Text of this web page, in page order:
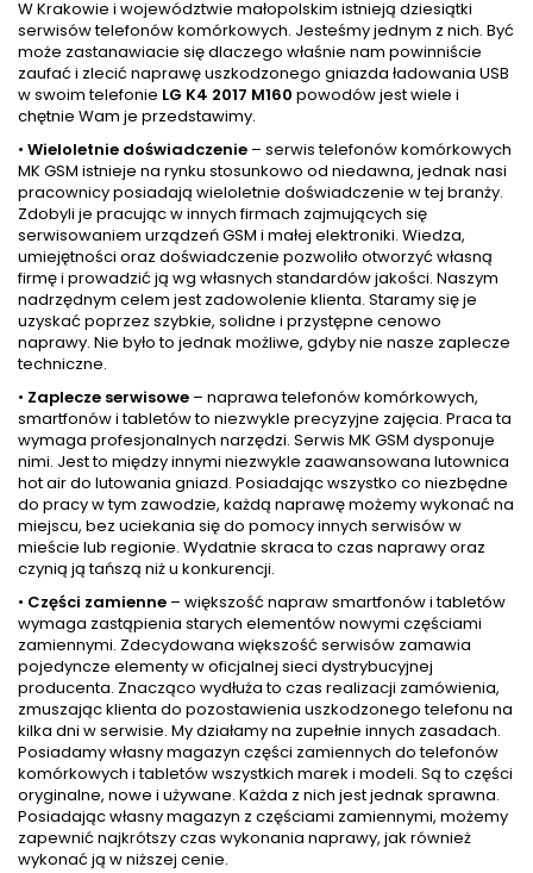
W Krakowie i województwie małopolskim istnieją dziesiątki
serwisów telefonów komórkowych. Jesteśmy jednym z nich. Być
może zastanawiacie się dlaczego właśnie nam powinniście
zaufać i zlecić naprawę uszkodzonego gniazda ładowania USB
w swoim telefonie LG K4 2017 M160 powodów jest wiele i
chętnie Wam je przedstawimy.
• Wieloletnie doświadczenie – serwis telefonów komórkowych
MK GSM istnieje na rynku stosunkowo od niedawna, jednak nasi
pracownicy posiadają wieloletnie doświadczenie w tej branży.
Zdobyli je pracując w innych firmach zajmujących się
serwisowaniem urządzeń GSM i małej elektroniki. Wiedza,
umiejętności oraz doświadczenie pozwoliło otworzyć własną
firmę i prowadzić ją wg własnych standardów jakości. Naszym
nadrzędnym celem jest zadowolenie klienta. Staramy się je
uzyskać poprzez szybkie, solidne i przystępne cenowo
naprawy. Nie było to jednak możliwe, gdyby nie nasze zaplecze
techniczne.
• Zaplecze serwisowe – naprawa telefonów komórkowych,
smartfonów i tabletów to niezwykle precyzyjne zajęcia. Praca ta
wymaga profesjonalnych narzędzi. Serwis MK GSM dysponuje
nimi. Jest to między innymi niezwykle zaawansowana lutownica
hot air do lutowania gniazd. Posiadając wszystko co niezbędne
do pracy w tym zawodzie, każdą naprawę możemy wykonać na
miejscu, bez uciekania się do pomocy innych serwisów w
mieście lub regionie. Wydatnie skraca to czas naprawy oraz
czynią ją tańszą niż u konkurencji.
• Części zamienne – większość napraw smartfonów i tabletów
wymaga zastąpienia starych elementów nowymi częściami
zamiennymi. Zdecydowana większość serwisów zamawia
pojedyncze elementy w oficjalnej sieci dystrybucyjnej
producenta. Znacząco wydłuża to czas realizacji zamówienia,
zmuszając klienta do pozostawienia uszkodzonego telefonu na
kilka dni w serwisie. My działamy na zupełnie innych zasadach.
Posiadamy własny magazyn części zamiennych do telefonów
komórkowych i tabletów wszystkich marek i modeli. Są to części
oryginalne, nowe i używane. Każda z nich jest jednak sprawna.
Posiadając własny magazyn z częściami zamiennymi, możemy
zapewnić najkrótszy czas wykonania naprawy, jak również
wykonać ją w niższej cenie.